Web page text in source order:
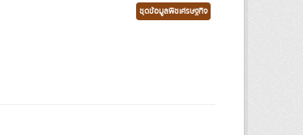
ชุดข้อมูลพืชเศรษฐกิจ